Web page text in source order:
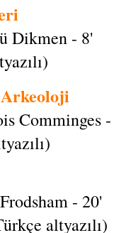
Dikmen - 8'
Comminges
- 20'
altyazılı)